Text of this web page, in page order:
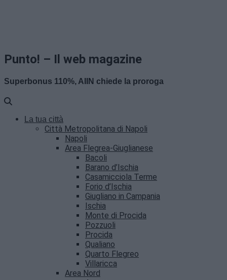
Punto! – Il web magazine
Superbonus 110%, AIIN chiede la proroga
La tua città
Città Metropolitana di Napoli
Napoli
Area Flegrea-Giuglianese
Bacoli
Barano d’Ischia
Casamicciola Terme
Forio d’Ischia
Giugliano in Campania
Ischia
Monte di Procida
Pozzuoli
Procida
Qualiano
Quarto Flegreo
Villaricca
Area Nord